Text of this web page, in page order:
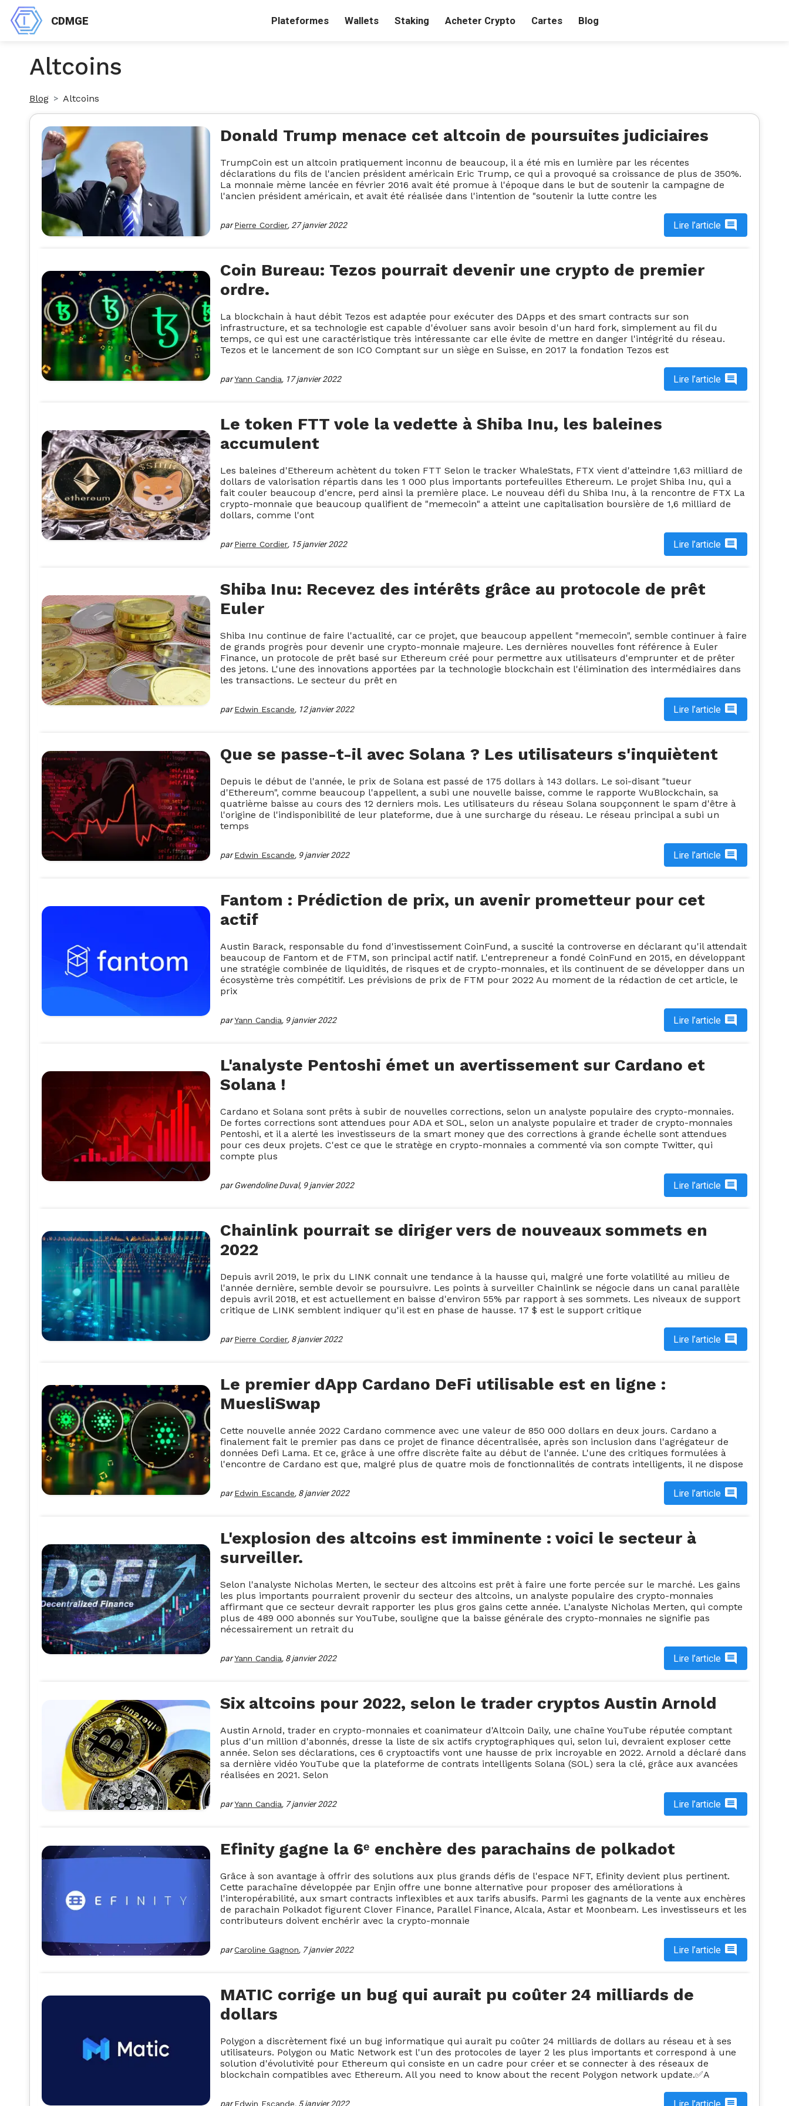
CDMGE Plateformes Wallets Staking Acheter Crypto Cartes Blog
Altcoins
Blog Altcoins
Donald Trump menace cet altcoin de poursuites judiciaires
TrumpCoin est un altcoin pratiquement inconnu de beaucoup, il a été mis en lumière par les récentes
déclarations du fils de l'ancien président américain Eric Trump, ce qui a provoqué sa croissance de plus de 350%.
La monnaie mème lancée en février 2016 avait été promue à l'époque dans le but de soutenir la campagne de
l'ancien président américain, et avait été réalisée dans l'intention de "soutenir la lutte contre les
par Pierre Cordier, 27 janvier 2022 Lire l’article
Coin Bureau: Tezos pourrait devenir une crypto de premier
ordre.
La blockchain à haut débit Tezos est adaptée pour exécuter des DApps et des smart contracts sur son
infrastructure, et sa technologie est capable d'évoluer sans avoir besoin d'un hard fork, simplement au fil du
temps, ce qui est une caractéristique très intéressante car elle évite de mettre en danger l'intégrité du réseau.
Tezos et le lancement de son ICO Comptant sur un siège en Suisse, en 2017 la fondation Tezos est
parYann Candia, 17 janvier 2022 Lire l’article
Le token FTT vole la vedette à Shiba Inu, les baleines
accumulent
Les baleines d'Ethereum achètent du token FTT Selon le tracker WhaleStats, FTX vient d'atteindre 1,63 milliard de
dollars de valorisation répartis dans les 1 000 plus importants portefeuilles Ethereum. Le projet Shiba Inu, qui a
fait couler beaucoup d'encre, perd ainsi la première place. Le nouveau défi du Shiba Inu, à la rencontre de FTX La
crypto-monnaie que beaucoup qualifient de "memecoin" a atteint une capitalisation boursière de 1,6 milliard de
dollars, comme l'ont
par Pierre Cordier, 15 janvier 2022 Lire l’article
Shiba Inu: Recevez des intérêts grâce au protocole de prêt
Euler
Shiba Inu continue de faire l'actualité, car ce projet, que beaucoup appellent "memecoin", semble continuer à faire
de grands progrès pour devenir une crypto-monnaie majeure. Les dernières nouvelles font référence à Euler
Finance, un protocole de prêt basé sur Ethereum créé pour permettre aux utilisateurs d'emprunter et de prêter
des jetons. L'une des innovations apportées par la technologie blockchain est l'élimination des intermédiaires dans
les transactions. Le secteur du prêt en
par Edwin Escande, 12 janvier 2022 Lire l’article
Que se passe-t-il avec Solana ? Les utilisateurs s'inquiètent
Depuis le début de l'année, le prix de Solana est passé de 175 dollars à 143 dollars. Le soi-disant "tueur
d'Ethereum", comme beaucoup l'appellent, a subi une nouvelle baisse, comme le rapporte WuBlockchain, sa
quatrième baisse au cours des 12 derniers mois. Les utilisateurs du réseau Solana soupçonnent le spam d'être à
l'origine de l'indisponibilité de leur plateforme, due à une surcharge du réseau. Le réseau principal a subi un
temps
par Edwin Escande, 9 janvier 2022 Lire l’article
Fantom : Prédiction de prix, un avenir prometteur pour cet
actif
Austin Barack, responsable du fond d'investissement CoinFund, a suscité la controverse en déclarant qu'il attendait
beaucoup de Fantom et de FTM, son principal actif natif. L'entrepreneur a fondé CoinFund en 2015, en développant
une stratégie combinée de liquidités, de risques et de crypto-monnaies, et ils continuent de se développer dans un
écosystème très compétitif. Les prévisions de prix de FTM pour 2022 Au moment de la rédaction de cet article, le
prix
parYann Candia, 9 janvier 2022 Lire l’article
L'analyste Pentoshi émet un avertissement sur Cardano et
Solana !
Cardano et Solana sont prêts à subir de nouvelles corrections, selon un analyste populaire des crypto-monnaies.
De fortes corrections sont attendues pour ADA et SOL, selon un analyste populaire et trader de crypto-monnaies
Pentoshi, et il a alerté les investisseurs de la smart money que des corrections à grande échelle sont attendues
pour ces deux projets. C'est ce que le stratège en crypto-monnaies a commenté via son compte Twitter, qui
compte plus
par Gwendoline Duval, 9 janvier 2022 Lire l’article
Chainlink pourrait se diriger vers de nouveaux sommets en
2022
Depuis avril 2019, le prix du LINK connait une tendance à la hausse qui, malgré une forte volatilité au milieu de
l'année dernière, semble devoir se poursuivre. Les points à surveiller Chainlink se négocie dans un canal parallèle
depuis avril 2018, et est actuellement en baisse d'environ 55% par rapport à ses sommets. Les niveaux de support
critique de LINK semblent indiquer qu'il est en phase de hausse. 17 $ est le support critique
par Pierre Cordier, 8 janvier 2022 Lire l’article
Le premier dApp Cardano DeFi utilisable est en ligne :
MuesliSwap
Cette nouvelle année 2022 Cardano commence avec une valeur de 850 000 dollars en deux jours. Cardano a
finalement fait le premier pas dans ce projet de finance décentralisée, après son inclusion dans l'agrégateur de
données Defi Lama. Et ce, grâce à une offre discrète faite au début de l'année. L'une des critiques formulées à
l'encontre de Cardano est que, malgré plus de quatre mois de fonctionnalités de contrats intelligents, il ne dispose
par Edwin Escande, 8 janvier 2022 Lire l’article
L'explosion des altcoins est imminente : voici le secteur à
surveiller.
Selon l'analyste Nicholas Merten, le secteur des altcoins est prêt à faire une forte percée sur le marché. Les gains
les plus importants pourraient provenir du secteur des altcoins, un analyste populaire des crypto-monnaies
affirmant que ce secteur devrait rapporter les plus gros gains cette année. L'analyste Nicholas Merten, qui compte
plus de 489 000 abonnés sur YouTube, souligne que la baisse générale des crypto-monnaies ne signifie pas
nécessairement un retrait du
parYann Candia, 8 janvier 2022 Lire l’article
Six altcoins pour 2022, selon le trader cryptos Austin Arnold
Austin Arnold, trader en crypto-monnaies et coanimateur d'Altcoin Daily, une chaîne YouTube réputée comptant
plus d'un million d'abonnés, dresse la liste de six actifs cryptographiques qui, selon lui, devraient exploser cette
année. Selon ses déclarations, ces 6 cryptoactifs vont une hausse de prix incroyable en 2022. Arnold a déclaré dans
sa dernière vidéo YouTube que la plateforme de contrats intelligents Solana (SOL) sera la clé, grâce aux avancées
réalisées en 2021. Selon
parYann Candia, 7 janvier 2022 Lire l’article
Efinity gagne la 6ᵉ enchère des parachains de polkadot
Grâce à son avantage à offrir des solutions aux plus grands défis de l'espace NFT, Efinity devient plus pertinent.
Cette parachaîne développée par Enjin offre une bonne alternative pour proposer des améliorations à
l'interopérabilité, aux smart contracts inflexibles et aux tarifs abusifs. Parmi les gagnants de la vente aux enchères
de parachain Polkadot figurent Clover Finance, Parallel Finance, Alcala, Astar et Moonbeam. Les investisseurs et les
contributeurs doivent enchérir avec la crypto-monnaie
parCaroline Gagnon, 7 janvier 2022 Lire l’article
MATIC corrige un bug qui aurait pu coûter 24 milliards de
dollars
Polygon a discrètement fixé un bug informatique qui aurait pu coûter 24 milliards de dollars au réseau et à ses
utilisateurs. Polygon ou Matic Network est l'un des protocoles de layer 2 les plus importants et correspond à une
solution d'évolutivité pour Ethereum qui consiste en un cadre pour créer et se connecter à des réseaux de
blockchain compatibles avec Ethereum. All you need to know about the recent Polygon network update.✅A
par Edwin Escande, 5 janvier 2022 Lire l’article